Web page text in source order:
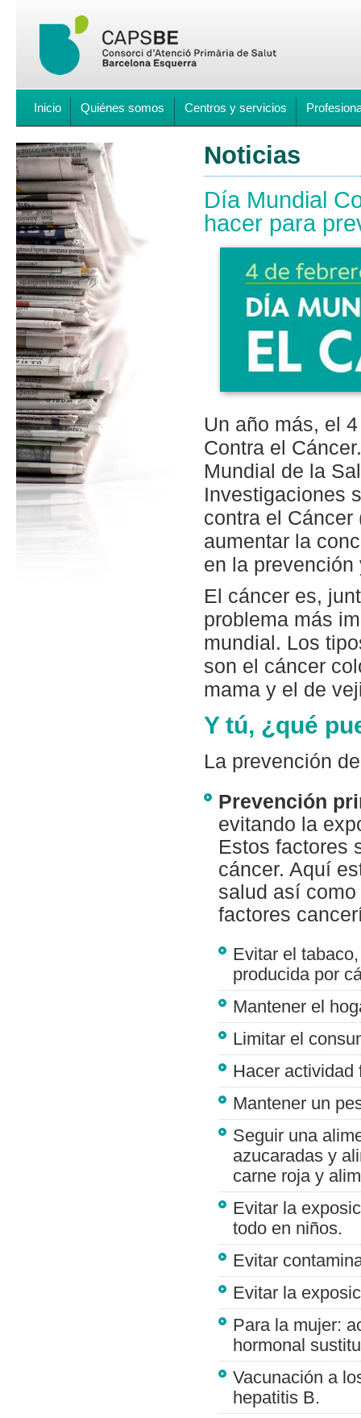
Inicio Quiénes somos Centros y servicios
Noticias
Día Mundial
hacer para
Un año más, el
Contra el
Mundial de la
Investigaciones
contra el
aumentar la
en la
El cáncer es,
problema más
mundial. Los
son el cáncer
mama y el de
Y tú, ¿qué
La prevención
Prevención
evitando la
Estos factores
cáncer. Aquí
salud así
factores
Evitar el
producida por
Mantener el
Limitar el
Hacer actividad
Mantener un
Seguir una
azucaradas y
carne roja y
Evitar la
todo en niños.
Evitar
Evitar la
Para la mujer:
hormonal
Vacunación a
hepatitis B.